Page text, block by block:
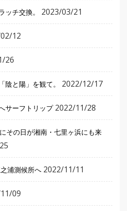
ッチ交換。 2023/03/21
12
26
陰と陽」を観て。 2022/12/17
サーフトリップ 2022/11/28
その日が湘南・七里ヶ浜にも来
浦測候所へ 2022/11/11
09